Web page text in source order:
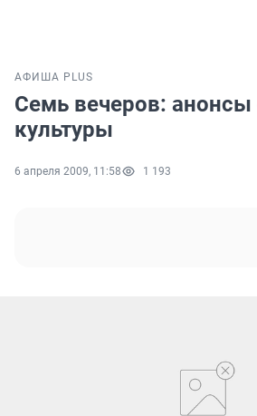
АФИША PLUS
Семь вечеров:
культуры
6 апреля 2009, 11:58 1 193